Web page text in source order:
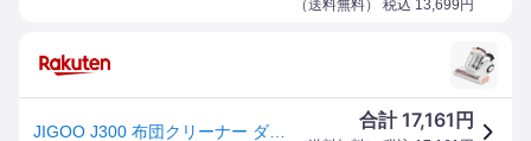
（送料無料） 税込 13,699 円
合計17,161 円